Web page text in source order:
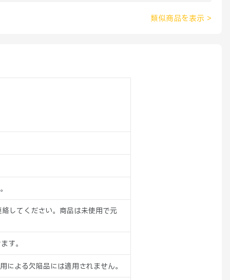
類似商品を表示 >
してください。商品は未使用で元
す。
よる欠陥品には適用されません。